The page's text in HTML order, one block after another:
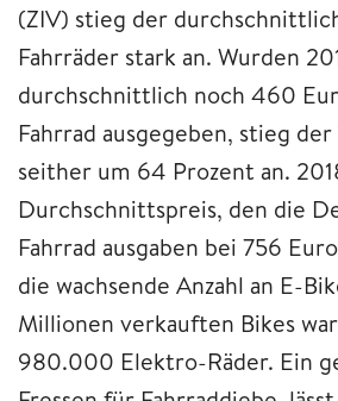
(ZIV) stieg der
Fahrräder stark an. Wurden
durchschnittlich noch 460
Fahrrad ausgegeben, stieg
seither um 64 Prozent an.
Durchschnittspreis, den die
Fahrrad ausgaben bei 756
die wachsende Anzahl an E-
Millionen verkauften Bikes
980.000 Elektro-Räder. Ein